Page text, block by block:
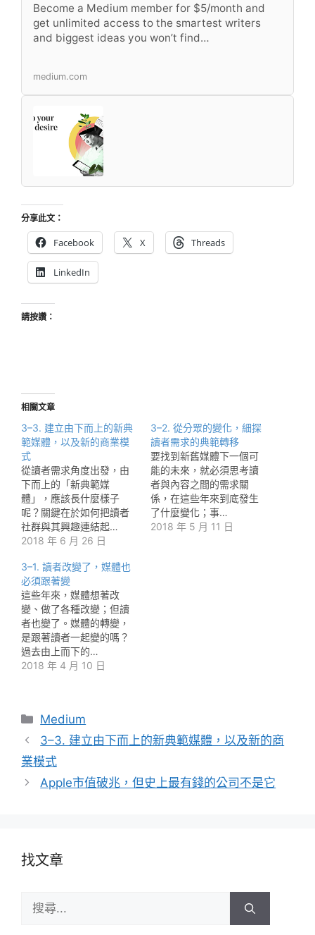
Become a Medium member for $5/month and
get unlimited access to the smartest writers
and biggest ideas you won’t find…
medium.com
分享此文：
Facebook X Threads
LinkedIn
請按讚：
相關文章
3–3. 建立由下而上的新典
範媒體，以及新的商業模
式
從讀者需求角度出發，由
下而上的「新典範媒
體」，應該長什麼樣子
呢？關鍵在於如何把讀者
社群與其興趣連結起…
2018 年 6 月 26 日
3–2. 從分眾的變化，細探
讀者需求的典範轉移
要找到新舊媒體下一個可
能的未來，就必須思考讀
者與內容之間的需求關
係，在這些年來到底發生
了什麼變化；事…
2018 年 5 月 11 日
3–1. 讀者改變了，媒體也
必須跟著變
這些年來，媒體想著改
變、做了各種改變；但讀
者也變了。媒體的轉變，
是跟著讀者一起變的嗎？
過去由上而下的…
2018 年 4 月 10 日
分
類
Medium
3–3. 建立由下而上的新典範媒體，以及新的商
業模式
Apple市值破兆，但史上最有錢的公司不是它
找文章
尋: